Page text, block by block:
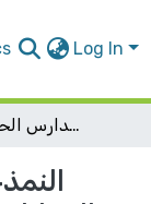
Log In
النمذجة البنائية للسيطرة الدماغية والمهارات الحياتية وأنماط التفكير لدى طلبة الصف العاشر في المدارس الحكومية في فلسطين